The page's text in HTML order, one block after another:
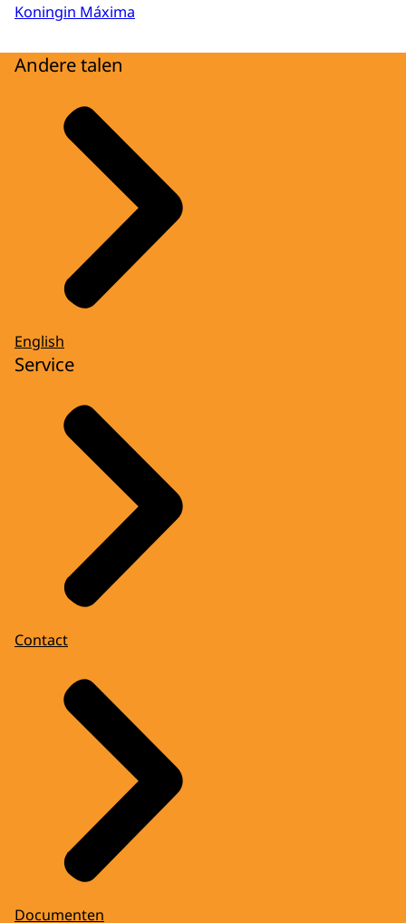
Koningin Máxima
Andere talen
English
Service
Contact
Documenten